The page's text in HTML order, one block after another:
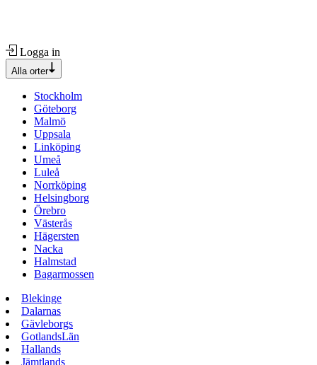
Logga in
Alla orter
Stockholm
Göteborg
Malmö
Uppsala
Linköping
Umeå
Luleå
Norrköping
Helsingborg
Örebro
Västerås
Hägersten
Nacka
Halmstad
Bagarmossen
Blekinge
Dalarnas
Gävleborgs
GotlandsLän
Hallands
Jämtlands